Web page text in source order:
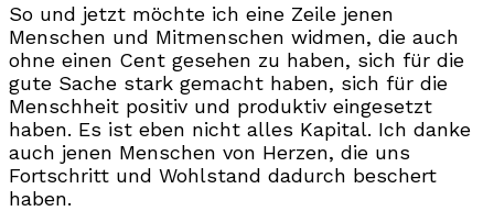
So und jetzt möchte ich eine Zeile jenen
Menschen und Mitmenschen widmen, die auch
ohne einen Cent gesehen zu haben, sich für die
gute Sache stark gemacht haben, sich für die
Menschheit positiv und produktiv eingesetzt
haben. Es ist eben nicht alles Kapital. Ich danke
auch jenen Menschen von Herzen, die uns
Fortschritt und Wohlstand dadurch beschert
haben.